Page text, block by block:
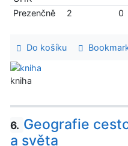
Prezenčně 2 0
Do košíku
kniha
6. Geografie
a světa